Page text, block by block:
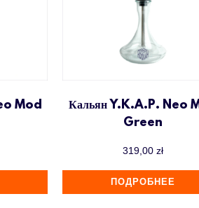
Mod
Кальян Y.K.A.P. Neo
Green
319,00zł
ПОДРОБНЕЕ